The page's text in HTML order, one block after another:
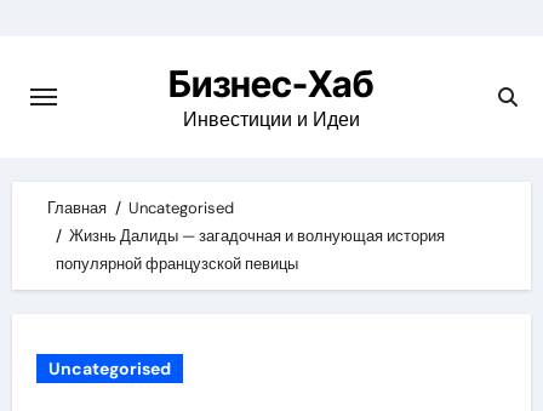
content
Бизнес-Хаб
Инвестиции и Идеи
Главная
Uncategorised
Жизнь Далиды — загадочная и волнующая история
популярной французской певицы
Uncategorised